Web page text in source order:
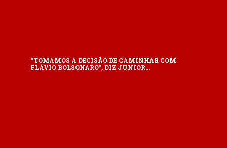
“TOMAMOS A DECISÃO DE CAMINHAR COM
FLÁVIO BOLSONARO”, DIZ JUNIOR…